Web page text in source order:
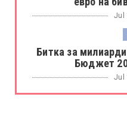
Jul
Битка за
Бюджет
Jul